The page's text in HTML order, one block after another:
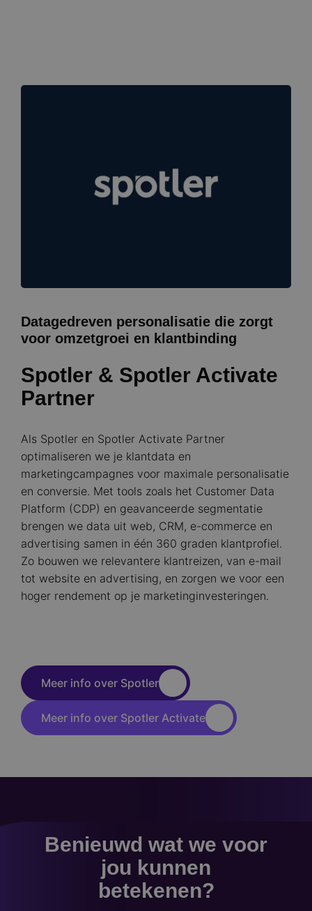
Datagedreven personalisatie die zorgt
voor omzetgroei en klantbinding
Spotler & Spotler Activate
Partner
Als Spotler en Spotler Activate Partner
optimaliseren we je klantdata en
marketingcampagnes voor maximale personalisatie
en conversie. Met tools zoals het Customer Data
Platform (CDP) en geavanceerde segmentatie
brengen we data uit web, CRM, e-commerce en
advertising samen in één 360 graden klantprofiel.
Zo bouwen we relevantere klantreizen, van e-mail
tot website en advertising, en zorgen we voor een
hoger rendement op je marketinginvesteringen.
Meer info over Spotler
Meer info over Spotler Activate
Benieuwd wat we voor
jou kunnen
betekenen?